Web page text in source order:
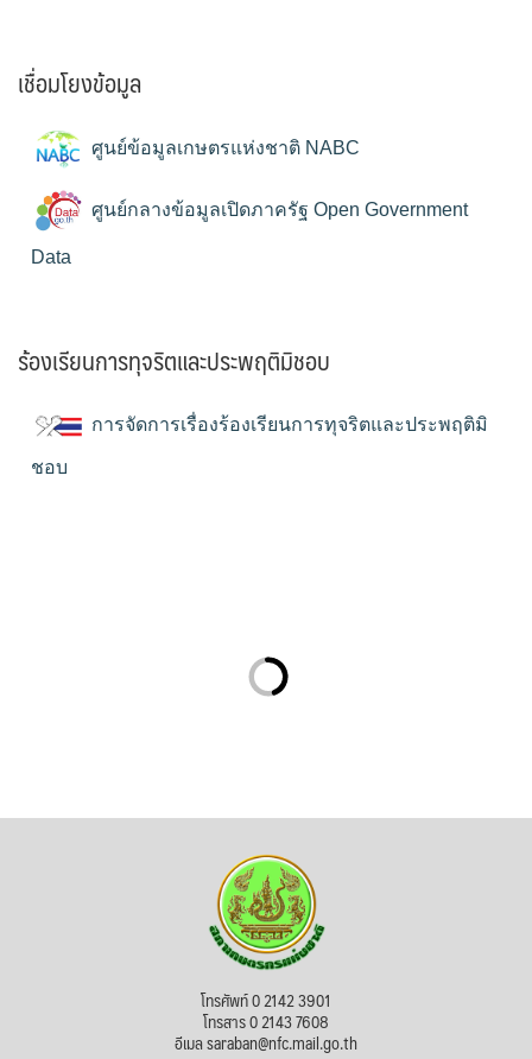
เชื่อมโยงข้อมูล
ศูนย์ข้อมูลเกษตรแห่งชาติ NABC
ศูนย์กลางข้อมูลเปิดภาครัฐ Open Government
Data
ร้องเรียนการทุจริตและประพฤติมิชอบ
การจัดการเรื่องร้องเรียนการทุจริตและประพฤติมิ
ชอบ
โทรศัพท์ 0 2142 3901
โทรสาร 0 2143 7608
อีเมล saraban@nfc.mail.go.th